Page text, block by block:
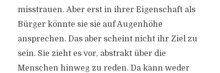
misstrauen. Aber erst in ihrer Eigenschaft als
Bürger könnte sie sie auf Augenhöhe
ansprechen. Das aber scheint nicht ihr Ziel zu
sein. Sie zieht es vor, abstrakt über die
Menschen hinweg zu reden. Da kann weder